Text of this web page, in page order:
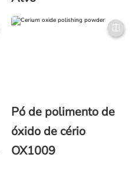
Pó de polimento de
óxido de cério
OX1009